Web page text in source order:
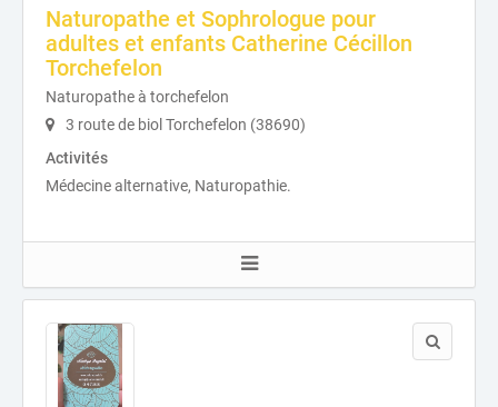
Naturopathe et Sophrologue pour
adultes et enfants Catherine Cécillon
Torchefelon
Naturopathe à torchefelon
3 route de biol Torchefelon (38690)
Activités
Médecine alternative, Naturopathie.